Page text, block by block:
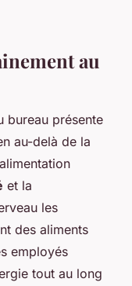
au
bureau présente
au-delà de la
et la
les
des aliments
employés
tout au long